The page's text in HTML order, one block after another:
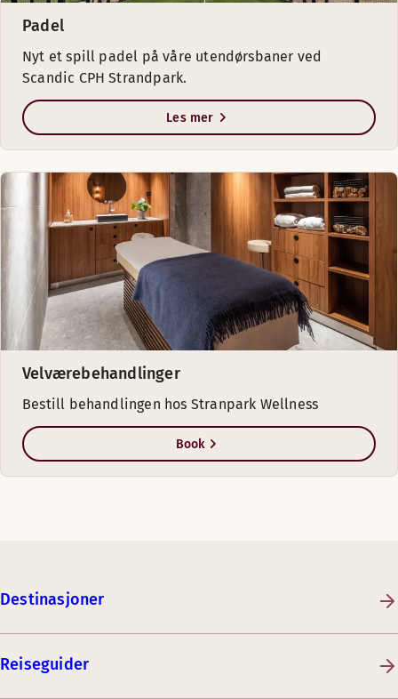
Padel
Nyt et spill padel på våre utendørsbaner ved
Scandic CPH Strandpark.
Les mer
Velværebehandlinger
Bestill behandlingen hos Stranpark Wellness
Book
Destinasjoner
Reiseguider